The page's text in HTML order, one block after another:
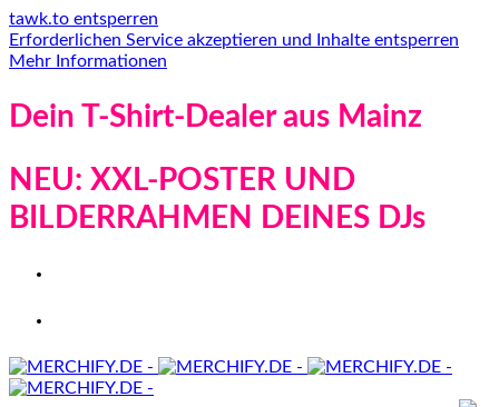
tawk.to entsperren
Erforderlichen Service akzeptieren und Inhalte entsperren
Mehr Informationen
Dein T-Shirt-Dealer aus Mainz
NEU: XXL-POSTER UND
BILDERRAHMEN DEINES DJs